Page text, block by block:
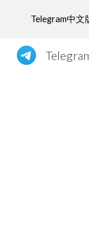
Telegram中